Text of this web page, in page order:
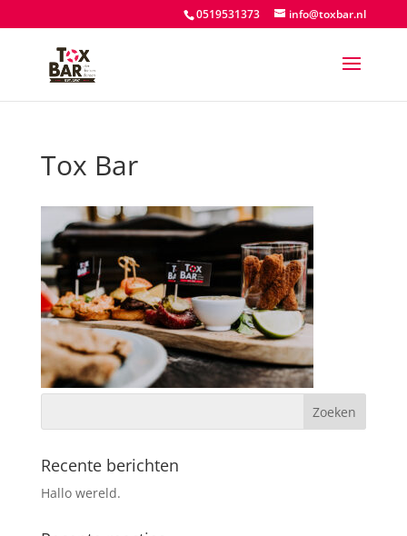
0519531373 info@toxbar.nl
Tox Bar
Recente berichten
Hallo wereld.